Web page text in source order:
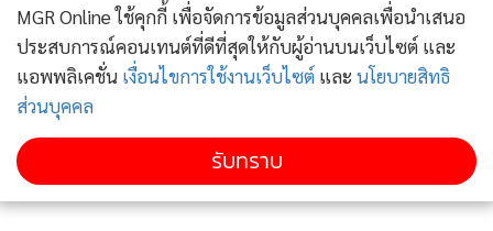
MGR Online ใช้คุกกี้ เพื่อจัดการข้อมูลส่วนบุคคลเพื่อนำเสนอ
ประสบการณ์คอนเทนต์ที่ดีที่สุดให้กับผู้อ่านบนเว็บไซต์ และ
แอพพลิเคชั่น เงื่อนไขการใช้งานเว็บไซต์ และ นโยบายสิทธิ
ส่วนบุคคล
รับทราบ